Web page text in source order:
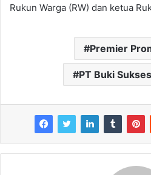
Rukun Warga (RW) dan ketua
Premier
PT Buki